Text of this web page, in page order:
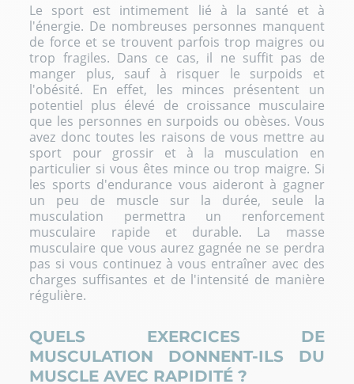
Le sport est intimement lié à la santé et à
l'énergie. De nombreuses personnes manquent
de force et se trouvent parfois trop maigres ou
trop fragiles. Dans ce cas, il ne suffit pas de
manger plus, sauf à risquer le surpoids et
l'obésité. En effet, les minces présentent un
potentiel plus élevé de croissance musculaire
que les personnes en surpoids ou obèses. Vous
avez donc toutes les raisons de vous mettre au
sport pour grossir et à la musculation en
particulier si vous êtes mince ou trop maigre. Si
les sports d'endurance vous aideront à gagner
un peu de muscle sur la durée, seule la
musculation permettra un renforcement
musculaire rapide et durable. La masse
musculaire que vous aurez gagnée ne se perdra
pas si vous continuez à vous entraîner avec des
charges suffisantes et de l'intensité de manière
régulière.
QUELS EXERCICES DE
MUSCULATION DONNENT-ILS DU
MUSCLE AVEC RAPIDITÉ ?